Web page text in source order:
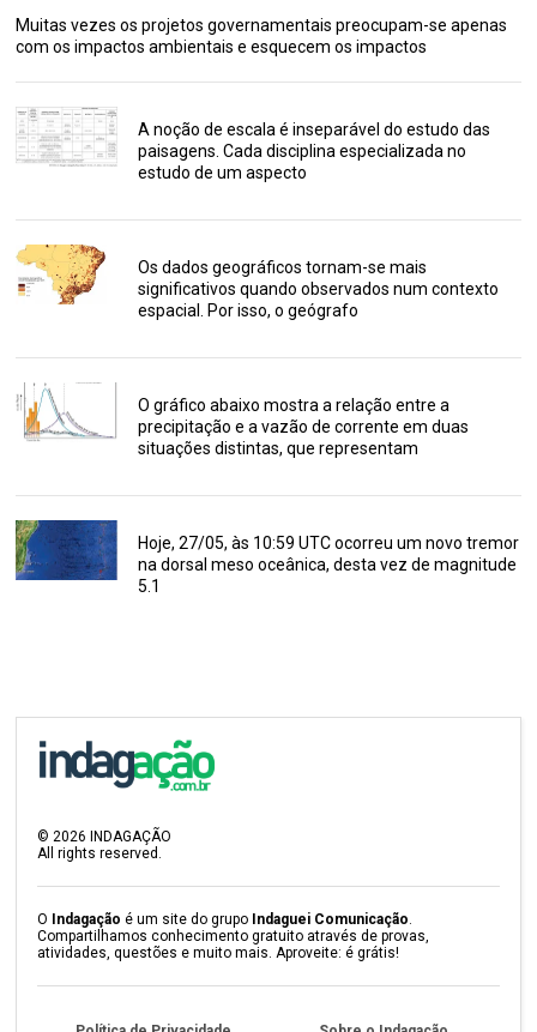
Muitas vezes os projetos governamentais preocupam-se apenas
com os impactos ambientais e esquecem os impactos
A noção de escala é inseparável do estudo das
paisagens. Cada disciplina especializada no
estudo de um aspecto
Os dados geográficos tornam-se mais
significativos quando observados num contexto
espacial. Por isso, o geógrafo
O gráfico abaixo mostra a relação entre a
precipitação e a vazão de corrente em duas
situações distintas, que representam
Hoje, 27/05, às 10:59 UTC ocorreu um novo tremor
na dorsal meso oceânica, desta vez de magnitude
5.1
©2026 INDAGAÇÃO
All rights reserved.
O Indagação é um site do grupo Indaguei Comunicação.
Compartilhamos conhecimento gratuito através de provas,
atividades, questões e muito mais. Aproveite: é grátis!